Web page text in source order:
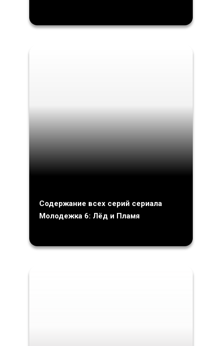
Содержание всех серий сериала
Молодежка 6: Лёд и Пламя